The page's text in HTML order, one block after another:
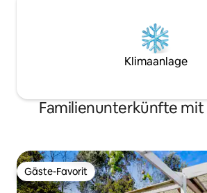
Klimaanlage
Familienunterkünfte
Gäste-Favorit
Gäste-Favorit